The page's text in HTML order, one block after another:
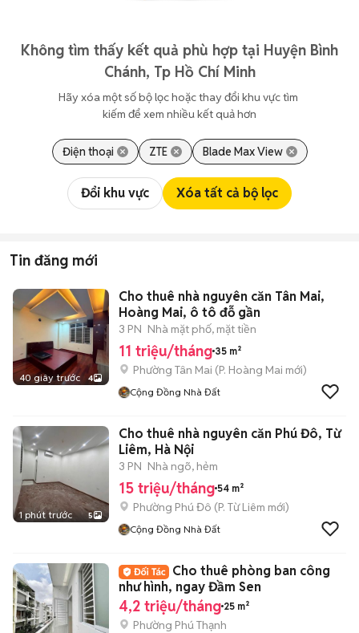
Không tìm thấy kết quả phù hợp tại Huyện Bình
Chánh, Tp Hồ Chí Minh
Hãy xóa một số bộ lọc hoặc thay đổi khu vực tìm
kiếm để xem nhiều kết quả hơn
Điện thoại ZTE Blade Max View
Đổi khu vực Xóa tất cả bộ lọc
Tin đăng mới
40 giây trước 4
Cho thuê nhà nguyên căn Tân Mai,
Hoàng Mai, ô tô đỗ gần
3 PN Nhà mặt phố, mặt tiền
11 triệu/tháng 35 m²
Phường Tân Mai (P. Hoàng Mai mới)
Cộng Đồng Nhà Đất
1 phút trước 5
Cho thuê nhà nguyên căn Phú Đô, Từ
Liêm, Hà Nội
3 PN Nhà ngõ, hẻm
15 triệu/tháng 54 m²
Phường Phú Đô (P. Từ Liêm mới)
Cộng Đồng Nhà Đất
Cho thuê phòng ban công
như hình, ngay Đầm Sen
4,2 triệu/tháng 25 m²
Phường Phú Thạnh